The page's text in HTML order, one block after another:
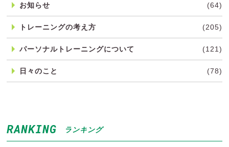
お知らせ (64)
トレーニングの考え方 (205)
パーソナルトレーニングについて (121)
日々のこと (78)
RANKING ランキング